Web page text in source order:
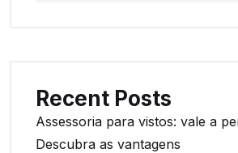
Recent Posts
Assessoria para vistos: vale a
Descubra as vantagens